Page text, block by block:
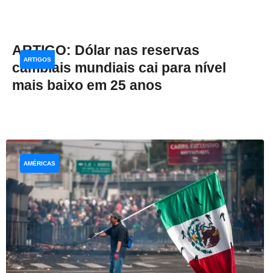
ARTIGO: Dólar nas reservas
cambiais mundiais cai para nível
mais baixo em 25 anos
ARTIGOS
AMÉRICAS